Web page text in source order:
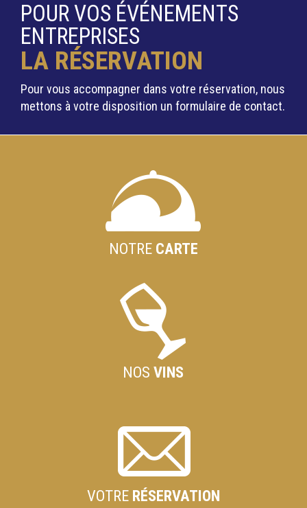
POUR VOS ÉVÉNEMENTS
ENTREPRISES
LA RÉSERVATION
Pour vous accompagner dans votre réservation, nous
mettons à votre disposition un formulaire de contact.
NOTRE CARTE
NOS VINS
VOTRE RÉSERVATION